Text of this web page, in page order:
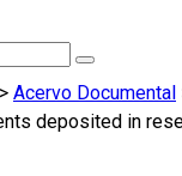
> Acervo Documental
deposited in